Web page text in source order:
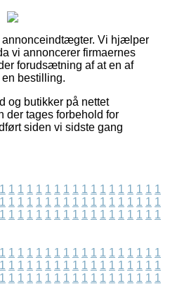
annonceindtægter. Vi hjælper
vi annoncerer firmaernes
forudsætning af at en af
bestilling.
og butikker på nettet
der tages forbehold for
siden vi sidste gang
1 1 1 1 1 1 1 1 1 1 1 1 1 1 1 1 1 1
1 1 1 1 1 1 1 1 1 1 1 1 1 1 1 1 1 1
1 1 1 1 1 1 1 1 1 1 1 1 1 1 1 1 1 1
1 1 1 1 1 1 1 1 1 1 1 1 1 1 1 1 1 1
1 1 1 1 1 1 1 1 1 1 1 1 1 1 1 1 1 1
1 1 1 1 1 1 1 1 1 1 1 1 1 1 1 1 1 1